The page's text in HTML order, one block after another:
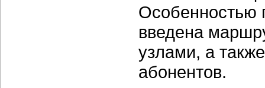
Особенностью
введена
узлами, а
абонентов.